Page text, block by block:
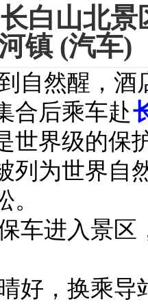
白山北景
镇 (汽车)
自然醒，酒
合后乘车赴
世界级的保
列为世界自
。
车进入景区
好，换乘导